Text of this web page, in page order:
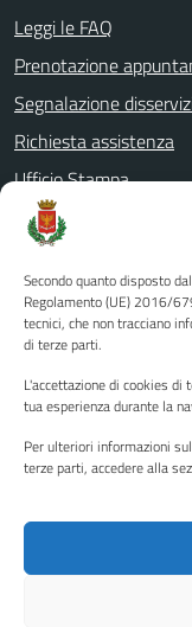
Secondo quanto disposto
Regolamento (UE) 2016/
tecnici, che non tracciano
di terze parti.
L'accettazione di cookies
tua esperienza durante la
Per ulteriori informazioni
terze parti, accedere alla
Leggi le FAQ
Prenotazione
Segnalazione
Richiesta assistenza
Ufficio Stampa
Amministrazione
Albo pretorio
Informativa privacy
Note legali
Piano di